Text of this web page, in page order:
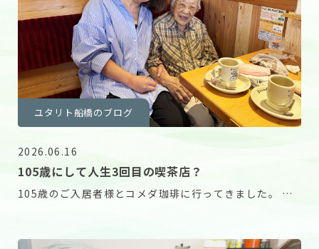
ユタリト船橋のブログ
2026.06.16
105歳にして人生3回目の喫茶店？
105歳のご入居者様とコメダ珈琲に行ってきました。 な